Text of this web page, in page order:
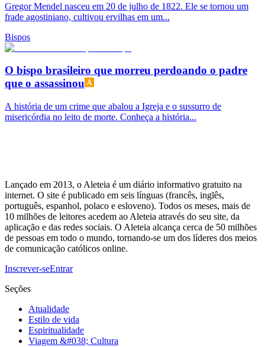
Gregor Mendel nasceu em 20 de julho de 1822. Ele se tornou um
frade agostiniano, cultivou ervilhas em um...
Bispos
O bispo brasileiro que morreu perdoando o padre
que o assassinou
A história de um crime que abalou a Igreja e o sussurro de
misericórdia no leito de morte. Conheça a história...
Lançado em 2013, o Aleteia é um diário informativo gratuito na
internet. O site é publicado em seis línguas (francês, inglês,
português, espanhol, polaco e esloveno). Todos os meses, mais de
10 milhões de leitores acedem ao Aleteia através do seu site, da
aplicação e das redes sociais. O Aleteia alcança cerca de 50 milhões
de pessoas em todo o mundo, tornando-se um dos líderes dos meios
de comunicação católicos online.
Inscrever-seEntrar
Seções
Atualidade
Estilo de vida
Espiritualidade
Viagem &#038; Cultura